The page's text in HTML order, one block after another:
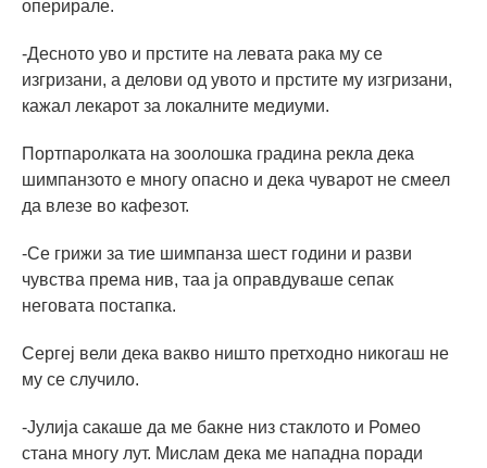
оперирале.
-Десното уво и прстите на левата рака му се
изгризани, а делови од увото и прстите му изгризани,
кажал лекарот за локалните медиуми.
Портпаролката на зоолошка градина рекла дека
шимпанзото е многу опасно и дека чуварот не смеел
да влезе во кафезот.
-Се грижи за тие шимпанза шест години и разви
чувства према нив, таа ја оправдуваше сепак
неговата постапка.
Сергеј вели дека вакво ништо претходно никогаш не
му се случило.
-Јулија сакаше да ме бакне низ стаклото и Ромео
стана многу лут. Мислам дека ме нападна поради